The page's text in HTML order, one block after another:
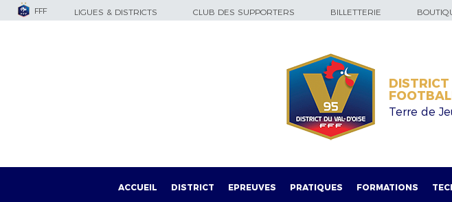
FFF LIGUES & DISTRICTS CLUB DES SUPPORTERS BILLETTERIE
Terre de
ACCUEIL DISTRICT EPREUVES PRATIQUES FORMATIONS